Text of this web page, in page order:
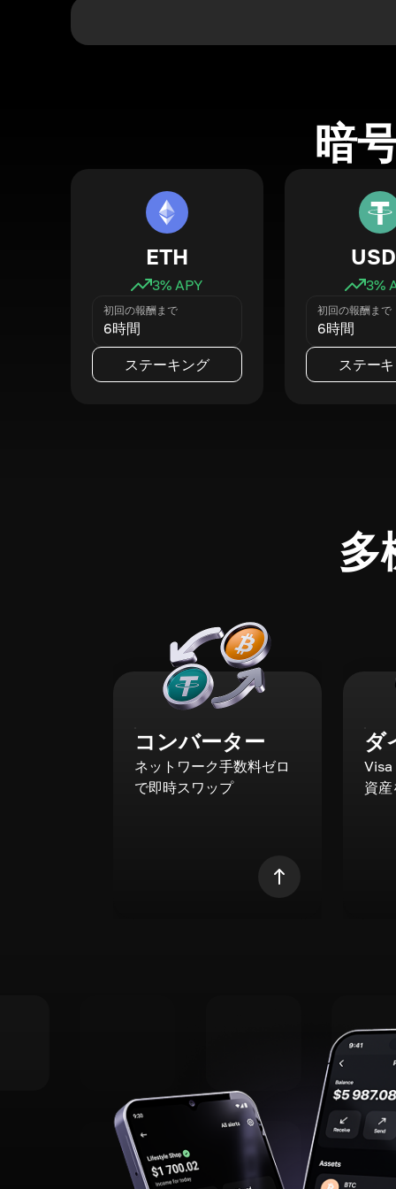
暗
ETH
3% APY
初回の報酬まで
6時間
ステーキング
3%
初回の報酬まで
6時間
ステー
多
コンバーター
ネットワーク手数料ゼロ
で即時スワップ
ダ
資